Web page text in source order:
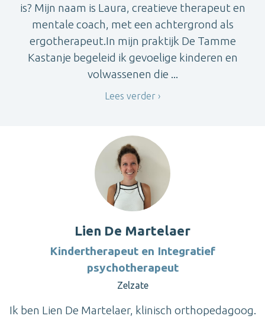
is? Mijn naam is Laura, creatieve therapeut en
mentale coach, met een achtergrond als
ergotherapeut.In mijn praktijk De Tamme
Kastanje begeleid ik gevoelige kinderen en
volwassenen die ...
Lees verder
Lien De Martelaer
Kindertherapeut en Integratief
psychotherapeut
Zelzate
Ik ben Lien De Martelaer, klinisch orthopedagoog.